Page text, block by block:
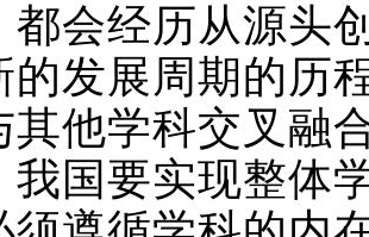
都会经历从源头
的发展周期的历
其他学科交叉融
我国要实现整体